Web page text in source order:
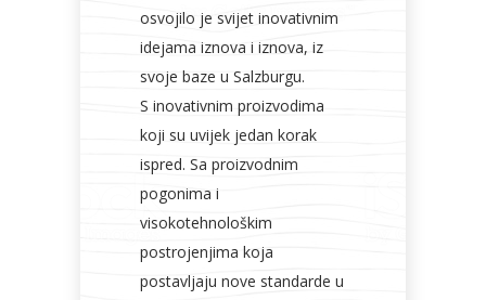
osvojilo je svijet inovativnim
idejama iznova i iznova, iz
svoje baze u Salzburgu.
S inovativnim proizvodima
koji su uvijek jedan korak
ispred. Sa proizvodnim
pogonima i
visokotehnološkim
postrojenjima koja
postavljaju nove standarde u